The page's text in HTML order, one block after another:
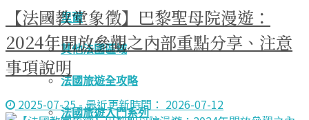
里爾
其他法國區域
法國旅遊全攻略
法國旅遊入門系列
【法國教堂象徵】巴黎聖母院漫遊：
2024年開放參觀之內部重點分享、注意
事項說明
2025-07-25 - 最近更新時間： 2026-07-12